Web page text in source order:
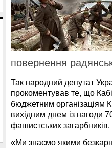
повернення
Так народний депутат
прокоментував те, що
бюджетним організаціям
вихідним днем із нагоди
фашистських загарбників.
«Ми знаємо якими